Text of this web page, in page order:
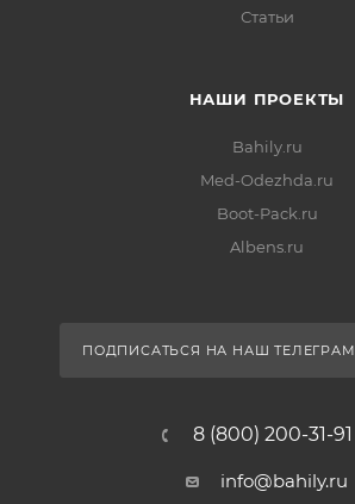
Статьи
НАШИ ПРОЕКТЫ
Bahily.ru
Med-Odezhda.ru
Boot-Pack.ru
Albens.ru
ПОДПИСАТЬСЯ НА НАШ ТЕЛЕГРАМ
8 (800) 200-31-91
info@bahily.ru